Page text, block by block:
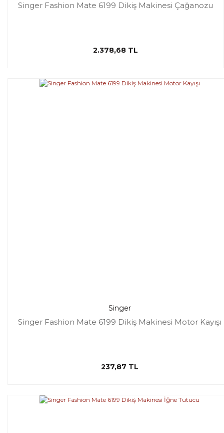
Singer Fashion Mate 6199 Dikiş Makinesi Çağanozu
2.378,68 TL
Singer
Singer Fashion Mate 6199 Dikiş Makinesi Motor Kayışı
237,87 TL